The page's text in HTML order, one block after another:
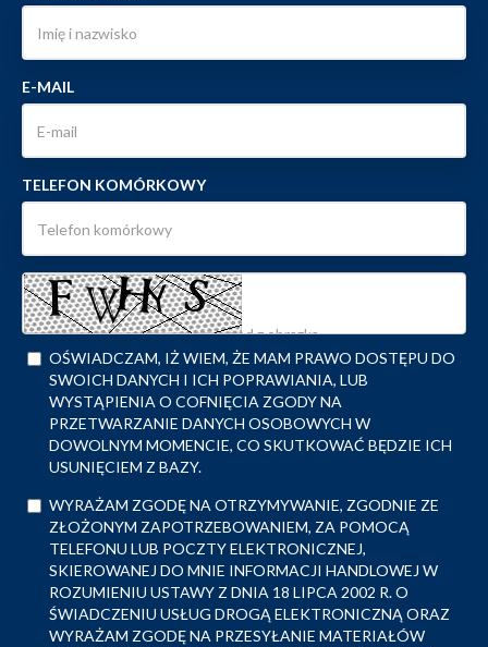
E-MAIL
TELEFON KOMÓRKOWY
OŚWIADCZAM, IŻ WIEM, ŻE MAM PRAWO DOSTĘPU DO
SWOICH DANYCH I ICH POPRAWIANIA, LUB
WYSTĄPIENIA O COFNIĘCIA ZGODY NA
PRZETWARZANIE DANYCH OSOBOWYCH W
DOWOLNYM MOMENCIE, CO SKUTKOWAĆ BĘDZIE ICH
USUNIĘCIEM Z BAZY.
WYRAŻAM ZGODĘ NA OTRZYMYWANIE, ZGODNIE ZE
ZŁOŻONYM ZAPOTRZEBOWANIEM, ZA POMOCĄ
TELEFONU LUB POCZTY ELEKTRONICZNEJ,
SKIEROWANEJ DO MNIE INFORMACJI HANDLOWEJ W
ROZUMIENIU USTAWY Z DNIA 18 LIPCA 2002 R. O
ŚWIADCZENIU USŁUG DROGĄ ELEKTRONICZNĄ ORAZ
WYRAŻAM ZGODĘ NA PRZESYŁANIE MATERIAŁÓW